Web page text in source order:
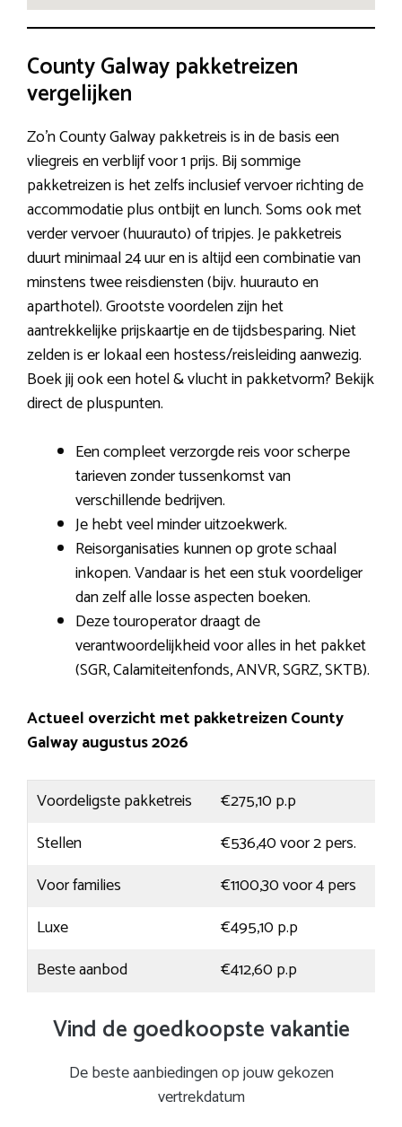
County Galway pakketreizen
vergelijken
Zo’n County Galway pakketreis is in de basis een
vliegreis en verblijf voor 1 prijs. Bij sommige
pakketreizen is het zelfs inclusief vervoer richting de
accommodatie plus ontbijt en lunch. Soms ook met
verder vervoer (huurauto) of tripjes. Je pakketreis
duurt minimaal 24 uur en is altijd een combinatie van
minstens twee reisdiensten (bijv. huurauto en
aparthotel). Grootste voordelen zijn het
aantrekkelijke prijskaartje en de tijdsbesparing. Niet
zelden is er lokaal een hostess/reisleiding aanwezig.
Boek jij ook een hotel & vlucht in pakketvorm? Bekijk
direct de pluspunten.
Een compleet verzorgde reis voor scherpe
tarieven zonder tussenkomst van
verschillende bedrijven.
Je hebt veel minder uitzoekwerk.
Reisorganisaties kunnen op grote schaal
inkopen. Vandaar is het een stuk voordeliger
dan zelf alle losse aspecten boeken.
Deze touroperator draagt de
verantwoordelijkheid voor alles in het pakket
(SGR, Calamiteitenfonds, ANVR, SGRZ, SKTB).
Actueel overzicht met pakketreizen County
Galway augustus 2026
Voordeligste pakketreis
€275,10 p.p
Stellen
€536,40 voor 2 pers.
Voor families
€1100,30 voor 4 pers
Luxe
€495,10 p.p
Beste aanbod
€412,60 p.p
Vind de goedkoopste vakantie
De beste aanbiedingen op jouw gekozen
vertrekdatum